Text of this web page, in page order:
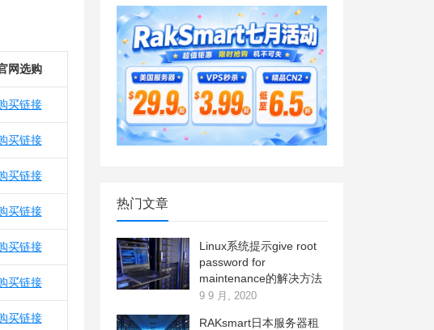
网选购
买链接
买链接
买链接
买链接
买链接
买链接
买链接
热门文章
Linux系统提示give root
password for
maintenance的解决方法
9 9 月, 2020
RAKsmart日本服务器租